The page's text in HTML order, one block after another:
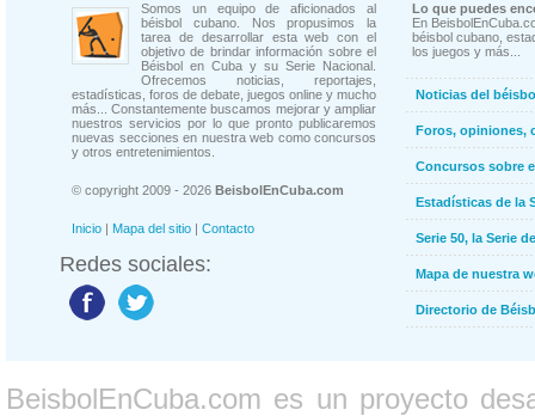
Somos un equipo de aficionados al
béisbol cubano. Nos propusimos la
tarea de desarrollar esta web con el
objetivo de brindar información sobre el
Béisbol en Cuba y su Serie Nacional.
Ofrecemos noticias, reportajes,
estadísticas, foros de debate, juegos online y mucho
más... Constantemente buscamos mejorar y ampliar
nuestros servicios por lo que pronto publicaremos
nuevas secciones en nuestra web como concursos
y otros entretenimientos.
© copyright 2009 - 2026 BeisbolEnCuba.com
Inicio | Mapa del sitio | Contacto
Redes sociales:
Lo que puedes
En
béisbol cubano,
los juegos y más...
Noticias del
Foros, opiniones,
Concursos sobre
Estadísticas de la
Serie 50, la Serie
Mapa de nuestra
Directorio de
BeisbolEnCuba.com es un proyecto